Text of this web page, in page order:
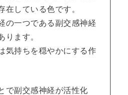
在している色です。
の一つである副交感神経
ります。
気持ちを穏やかにする作
で副交感神経が活性化